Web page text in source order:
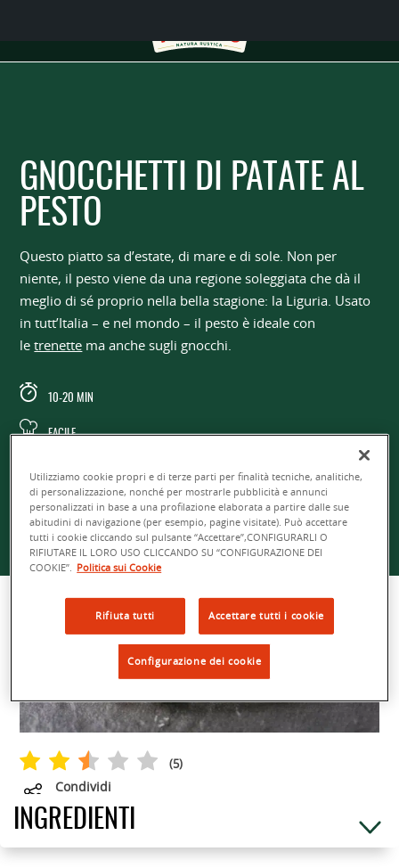
GNOCCHETTI DI PATATE AL
PESTO
Questo piatto sa d’estate, di mare e di sole. Non per
niente, il pesto viene da una regione soleggiata che dà il
meglio di sé proprio nella bella stagione: la Liguria. Usato
in tutt’Italia – e nel mondo – il pesto è ideale con
letrenette ma anche sugli gnocchi.
10-20 MIN
FACILE
(5)
Condividi
INGREDIENTI
Utilizziamo cookie propri e di terze parti per finalità tecniche, analitiche,
di personalizzazione, nonché per mostrarle pubblicità e annunci
personalizzati in base a una profilazione elaborata a partire dalle sue
abitudini di navigazione (per esempio, pagine visitate). Può accettare
tutti i cookie cliccando sul pulsante “Accettare”,CONFIGURARLI O
RIFIUTARE IL LORO USO CLICCANDO SU “CONFIGURAZIONE DEI
COOKIE”.
Politica sui Cookie
Rifiuta tutti Accettare tutti i cookie
Configurazione dei cookie